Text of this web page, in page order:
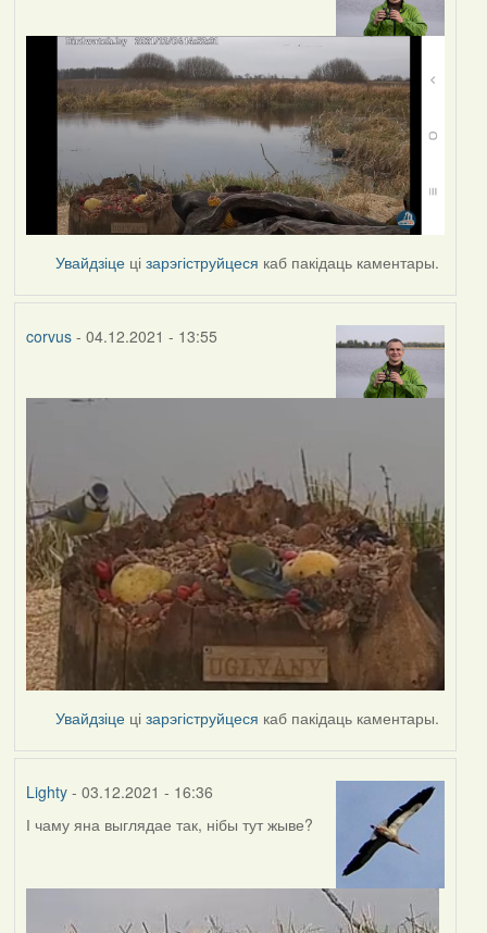
Увайдзіце цізарэгіструйцеся каб пакідаць каментары.
corvus- 04.12.2021 - 13:55
Увайдзіце цізарэгіструйцеся каб пакідаць каментары.
Lighty- 03.12.2021 - 16:36
І чаму яна выглядае так, нібы тут жыве?